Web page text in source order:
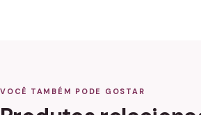
VOCÊ TAMBÉM PODE GOSTAR